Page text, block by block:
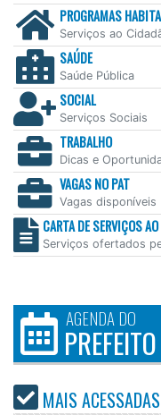
PROGRAMAS
Serviços ao
SAÚDE
Saúde Pública
SOCIAL
Serviços Sociais
TRABALHO
Dicas e
VAGAS NO PAT
Vagas disponíveis
CARTA DE SERVIÇOS
Serviços ofertados
AGENDA DO
PREFEITO
MAIS ACESSADAS